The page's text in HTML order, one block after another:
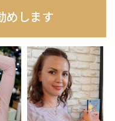
めします